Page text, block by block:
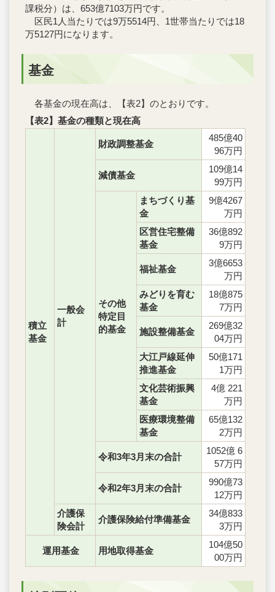
課税分）は、653億7103万円です。
区民1人当たりでは9万5514円、1世帯当たりでは18
万5127円になります。
基金
各基金の現在高は、【表2】のとおりです。
【表2】基金の種類と現在高
積立
基金
一般会
計
財政調整基金
485億40
96万円
減債基金
109億14
99万円
その他
特定目
的基金
まちづくり基
金
9億4267
万円
区営住宅整備
基金
36億892
9万円
福祉基金
3億6653
万円
みどりを育む
基金
18億875
7万円
施設整備基金
269億32
04万円
大江戸線延伸
推進基金
50億171
1万円
文化芸術振興
基金
4億 221
万円
医療環境整備
基金
65億132
2万円
令和3年3月末の合計
1052億 6
57万円
令和2年3月末の合計
990億73
12万円
介護保
険会計
介護保険給付準備基金
34億833
3万円
運用基金 用地取得基金
104億50
00万円